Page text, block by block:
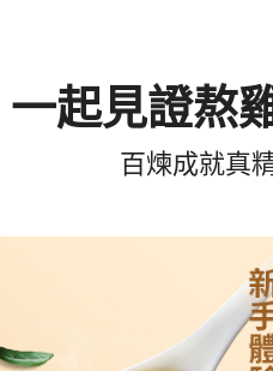
一起見證熬
百煉成就真